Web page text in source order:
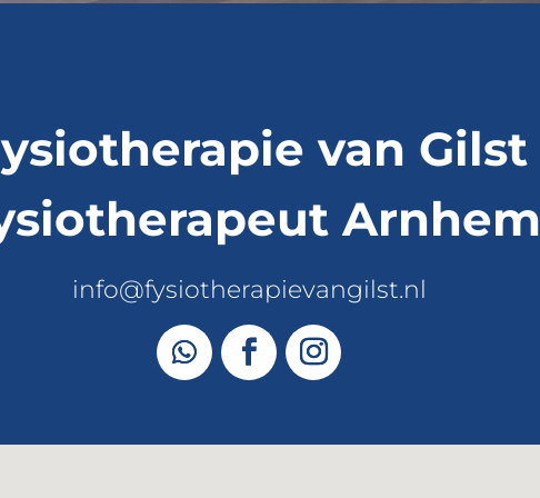
van Gilst
Arnhem
info@fysiotherapievangilst.nl